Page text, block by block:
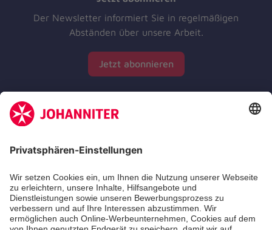
Der Newsletter informiert Sie in regelmäßigen
Abständen über unsere Arbeit.
Jetzt abonnieren
Zertifizierung der Johanniter-Unfall-Hilfe e.V.
Die Johanniter GmbH führt das Spendenzertifikat
des Deutschen Spendenrats e.V.